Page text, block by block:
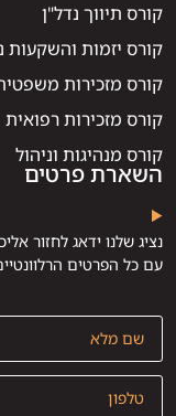
קורס תיווך נדל"ן
קורס יזמות והשקעות
קורס מזכירות
קורס מזכירות רפואית
קורס מנהיגות וניהול
השארת פרטים
נציג שלנו ידאג לחזור
עם כל הפרטים